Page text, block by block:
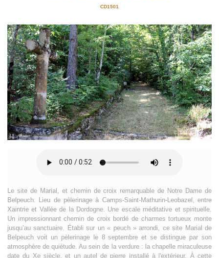
CD1501
Le site de Marial, et chemin de croix remarquable de Notre Dame de
Belpeuch. Lieu de pèlerinage à Camps-Saint-Mathurin-Leobazel, entre
Xaintrie et Vallée de la Dordogne. Une escale méditative et spirituelle.
Un impressionnant chemin de croix bordé de charmes tortueux monte
jusqu’au sanctuaire. Établi sur un « peuch » arrondi, ce site Marial de
Belpeuch voit un pèlerinage le 8 septembre et se distingue par son
atmosphère de quiétude. Au sein de la verdure : la chapelle miraculeuse
date du Xe siècle, et un autel de pierre installé à l'extérieur. À cette